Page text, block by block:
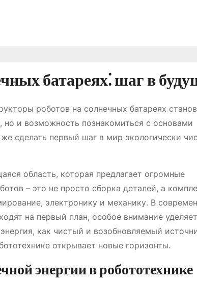
батареях⁚ шаг в
роботов на солнечных батареях
но и возможность познакомиться с основами
сделать первый шаг в мир экологически
область, которая предлагает огромные
– это не просто сборка деталей, а
электронику и механику․ В
на первый план, особое внимание
как чистый и возобновляемый
открывает новые горизонты․
энергии в робототехнике